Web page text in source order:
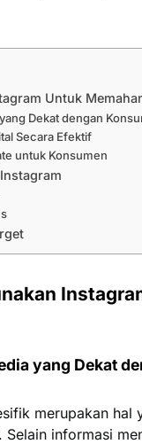
Untuk
Dekat dengan
Secara Efektif
untuk Konsumen
yang Dekat
merupakan hal
informasi